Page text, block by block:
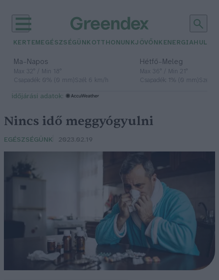
KERTEM EGÉSZSÉGÜNK OTTHONUNKJÖVŐNK ENERGIA
Ma– Napos
Max 32° / Min 18°
Csapadék: 0% (0 mm)Szél: 6 km/h
Hétfő– Meleg
Max 36° / Min 21°
Csapadék: 1% (0 mm)Szél: 7
időjárási adatok:
Nincs idő meggyógyulni
EGÉSZSÉGÜNK 2023.02.19